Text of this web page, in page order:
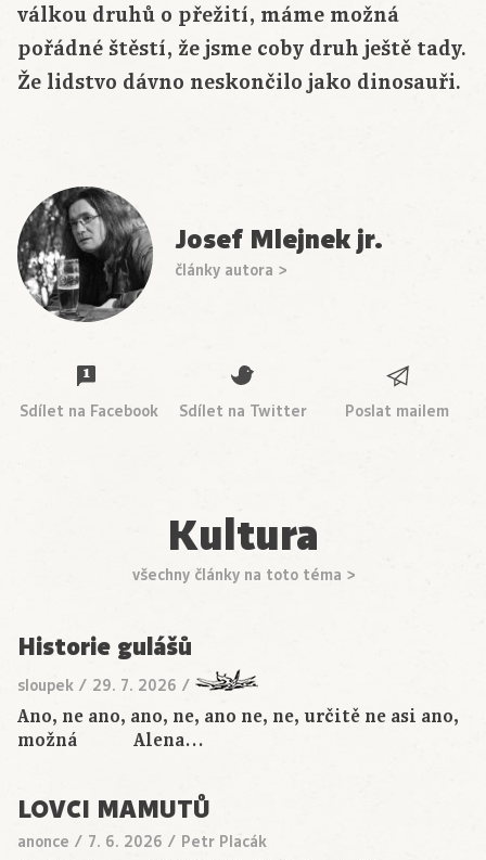
válkou druhů o přežití, máme možná
pořádné štěstí, že jsme coby druh ještě tady.
Že lidstvo dávno neskončilo jako dinosauři.
Josef Mlejnek jr.
články autora >
Sdílet na Facebook Sdílet na Twitter Poslat mailem
Kultura
všechny články na toto téma >
Historie gulášů
sloupek / 29. 7. 2026 /
Ano, ne ano, ano, ne, ano ne, ne, určitě ne asi ano,
možná Alena…
LOVCI MAMUTŮ
anonce / 7. 6. 2026 / Petr Placák